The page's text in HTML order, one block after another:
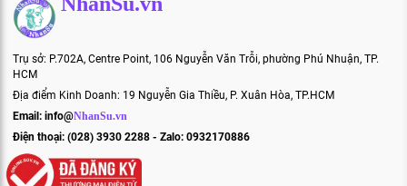
Trụ sở: P.702A, Centre Point, 106 Nguyễn Văn Trỗi, phường Phú Nhuận, TP.
HCM
Địa điểm Kinh Doanh: 19 Nguyễn Gia Thiều, P. Xuân Hòa, TP.HCM
Email: info@NhanSu.vn
Điện thoại: (028) 3930 2288 - Zalo: 0932170886